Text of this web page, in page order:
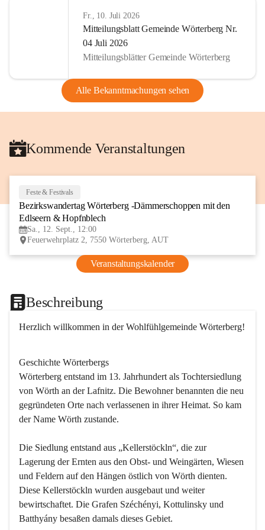
Fr., 10. Juli 2026
Mitteilungsblatt Gemeinde Wörterberg Nr.
04 Juli 2026
Mitteilungsblätter Gemeinde Wörterberg
Alle Bekanntmachungen sehen
Kommende Veranstaltungen
Feste & Festivals
Bezirkswandertag Wörterberg -Dämmerschoppen mit den
Edlseern & Hopfnblech
Sa., 12. Sept., 12:00
Feuerwehrplatz 2, 7550 Wörterberg, AUT
Veranstaltungskalender
Beschreibung
Herzlich willkommen in der Wohlfühlgemeinde Wörterberg!
Geschichte Wörterbergs
Wörterberg entstand im 13. Jahrhundert als Tochtersiedlung
von Wörth an der Lafnitz. Die Bewohner benannten die neu
gegründeten Orte nach verlassenen in ihrer Heimat. So kam
der Name Wörth zustande.
Die Siedlung entstand aus „Kellerstöckln“, die zur
Lagerung der Ernten aus den Obst- und Weingärten, Wiesen
und Feldern auf den Hängen östlich von Wörth dienten.
Diese Kellerstöckln wurden ausgebaut und weiter
bewirtschaftet. Die Grafen Széchényi, Kottulinsky und
Batthyány besaßen damals dieses Gebiet.